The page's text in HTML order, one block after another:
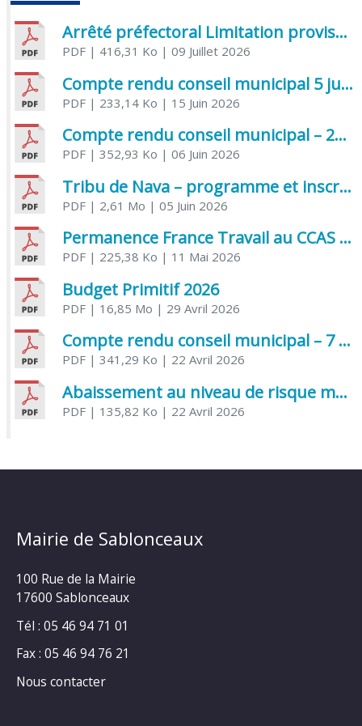
Arrêté préfectoral Limitation provisoire des usages de l’eau
PDF| 416,31 Ko | 09 Juillet 2026
Compte rendu conseil municipal 5 juin 2026 sénatoriale
PDF| 233,14 Ko | 15 Juin 2026
Compte rendu conseil municipal – 21 avril 2026
PDF| 352,93 Ko | 06 Juin 2026
Tribu de Nava – programme et inscriptions été 2026
PDF| 2,61 Mo | 05 Juin 2026
Permanence France Travail au CCAS de Saujon Juin 2026
PDF| 225,38 Ko | 11 Mai 2026
Budget Primitif 2026
PDF| 16,85 Mo | 29 Avril 2026
Compte rendu conseil municipal – 7 avril 2026
PDF| 341,29 Ko | 22 Avril 2026
Abaissement au niveau de risque modéré de l’Influenza aviaire
PDF| 135,82 Ko | 22 Avril 2026
Mairie de Sablonceaux
100 Rue de la Mairie
17600 Sablonceaux
Tél : 05 46 94 71 01
Fax : 05 46 94 76 21
Nous contacter